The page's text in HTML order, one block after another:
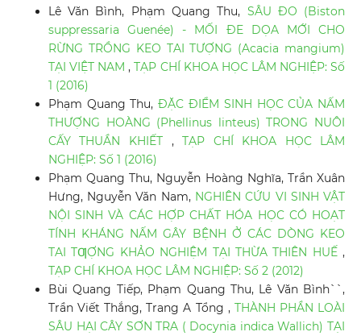
Lê Văn Bình, Phạm Quang Thu, SÂU ĐO (Biston
suppressaria Guenée) - MỐI ĐE DỌA MỚI CHO
RỪNG TRỒNG KEO TAI TƯỢNG (Acacia mangium)
TẠI VIỆT NAM,TẠP CHÍ KHOA HỌC LÂM NGHIỆP: Số
1 (2016)
Phạm Quang Thu,ĐẶC ĐIỂM SINH HỌC CỦA NẤM
THƯỢNG HOÀNG (Phellinus linteus) TRONG NUÔI
CẤY THUẦN KHIẾT ,TẠP CHÍ KHOA HỌC LÂM
NGHIỆP: Số 1 (2016)
Phạm Quang Thu, Nguyễn Hoàng Nghĩa, Trần Xuân
Hưng, Nguyễn Văn Nam, NGHIÊN CỨU VI SINH VẬT
NỘI SINH VÀ CÁC HỢP CHẤT HÓA HỌC CÓ HOẠT
TÍNH KHÁNG NẤM GÂY BỆNH Ở CÁC DÒNG KEO
TAI TƢỢNG KHẢO NGHIỆM TẠI THỪA THIÊN HUẾ,
TẠP CHÍ KHOA HỌC LÂM NGHIỆP: Số 2 (2012)
Bùi Quang Tiếp, Phạm Quang Thu, Lê Văn Bình``,
Trần Viết Thắng, Trang A Tổng , THÀNH PHẦN LOÀI
SÂU HẠI CÂY SƠN TRA ( Docynia indica Wallich) TẠI